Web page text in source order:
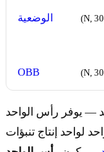
الوضعية (N,
OBB (N,
— يوفر رأس الواحد
لواحد إنتاج تنبؤات